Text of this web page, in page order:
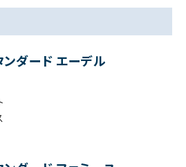
ンダード エーデル